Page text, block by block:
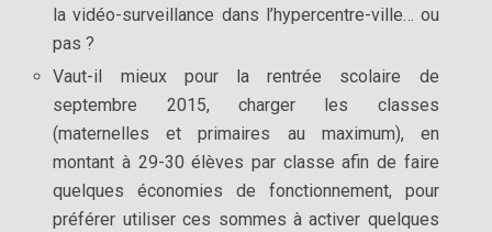
la vidéo-surveillance dans l’hypercentre-ville… ou
pas ?
Vaut-il mieux pour la rentrée scolaire de
septembre 2015, charger les classes
(maternelles et primaires au maximum), en
montant à 29-30 élèves par classe afin de faire
quelques économies de fonctionnement, pour
préférer utiliser ces sommes à activer quelques